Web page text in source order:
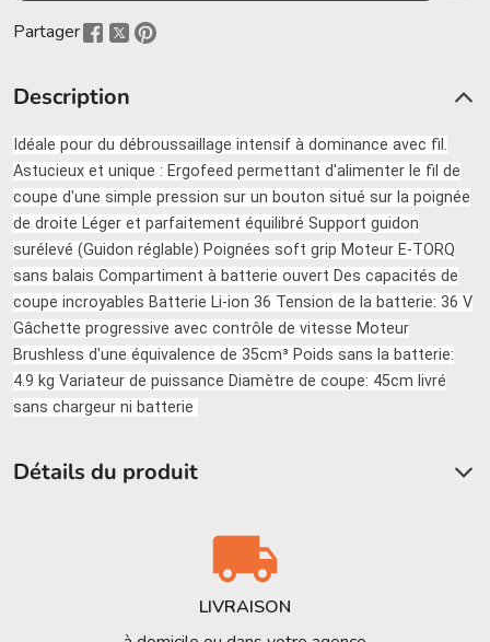
Partager
Description
Idéale pour du débroussaillage intensif à dominance avec fil.
Astucieux et unique : Ergofeed permettant d'alimenter le fil de
coupe d'une simple pression sur un bouton situé sur la poignée
de droite Léger et parfaitement équilibré Support guidon
surélevé (Guidon réglable) Poignées soft grip Moteur E-TORQ
sans balais Compartiment à batterie ouvert Des capacités de
coupe incroyables Batterie Li-ion 36 Tension de la batterie: 36 V
Gâchette progressive avec contrôle de vitesse Moteur
Brushless d'une équivalence de 35cm³ Poids sans la batterie:
4.9 kg Variateur de puissance Diamètre de coupe: 45cm livré
sans chargeur ni batterie
Détails du produit
LIVRAISON